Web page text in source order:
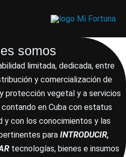
somos
limitada, dedicada, entre
y comercialización de
protección vegetal y a servicios
en Cuba con estatus
y con los conocimientos y las
para INTRODUCIR,
tecnologías, bienes e insumos